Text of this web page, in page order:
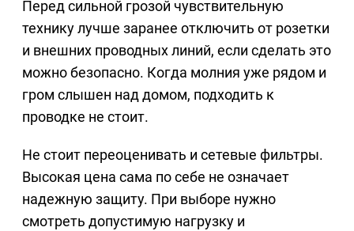
Перед сильной грозой чувствительную
технику лучше заранее отключить от розетки
и внешних проводных линий, если сделать это
можно безопасно. Когда молния уже рядом и
гром слышен над домом, подходить к
проводке не стоит.
Не стоит переоценивать и сетевые фильтры.
Высокая цена сама по себе не означает
надежную защиту. При выборе нужно
смотреть допустимую нагрузку и